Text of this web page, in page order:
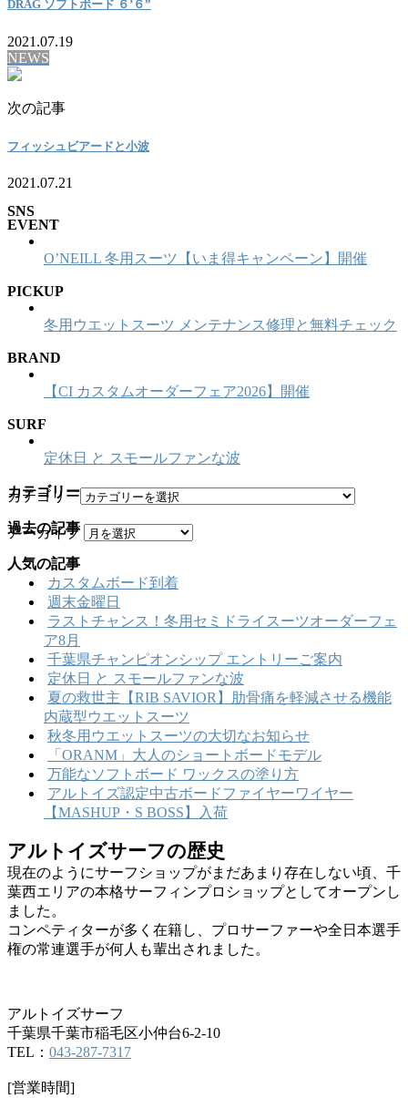
DRAG ソフトボード ６’６”
2021.07.19
NEWS
次の記事
フィッシュビアードと小波
2021.07.21
SNS
EVENT
O’NEILL 冬用スーツ【いま得キャンペーン】開催
PICKUP
冬用ウエットスーツ メンテナンス修理と無料チェック
BRAND
【CI カスタムオーダーフェア2026】開催
SURF
定休日 と スモールファンな波
カテゴリー
カテゴリー
過去の記事
アーカイブ
人気の記事
カスタムボード到着
週末金曜日
ラストチャンス！冬用セミドライスーツオーダーフェ
ア8月
千葉県チャンピオンシップ エントリーご案内
定休日 と スモールファンな波
夏の救世主【RIB SAVIOR】肋骨痛を軽減させる機能
内蔵型ウエットスーツ
秋冬用ウエットスーツの大切なお知らせ
「ORANM」大人のショートボードモデル
万能なソフトボード ワックスの塗り方
アルトイズ認定中古ボードファイヤーワイヤー
【MASHUP・S BOSS】入荷
アルトイズサーフの歴史
現在のようにサーフショップがまだあまり存在しない頃、千
葉西エリアの本格サーフィンプロショップとしてオープンし
ました。
コンペティターが多く在籍し、プロサーファーや全日本選手
権の常連選手が何人も輩出されました。
アルトイズサーフ
千葉県千葉市稲毛区小仲台6-2-10
TEL： 043-287-7317
[営業時間]